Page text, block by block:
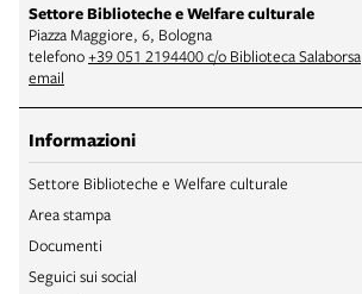
Settore Biblioteche e Welfare culturale
Piazza Maggiore, 6, Bologna
telefono+39 051 2194400 c/o Biblioteca Salaborsa
email
Informazioni
Settore Biblioteche e Welfare culturale
Area stampa
Documenti
Seguici sui social